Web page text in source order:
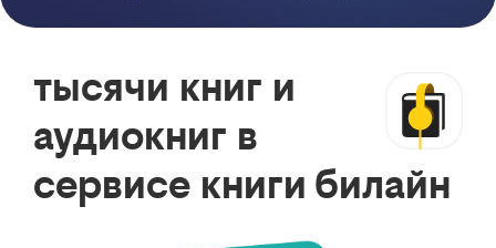
тысячи книг и
аудиокниг в
сервисе книги билайн